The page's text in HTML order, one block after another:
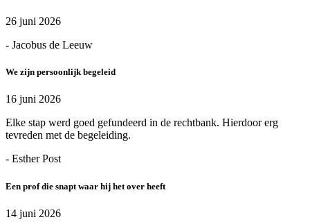
26 juni 2026
- Jacobus de Leeuw
We zijn persoonlijk begeleid
16 juni 2026
Elke stap werd goed gefundeerd in de rechtbank. Hierdoor erg
tevreden met de begeleiding.
- Esther Post
Een prof die snapt waar hij het over heeft
14 juni 2026